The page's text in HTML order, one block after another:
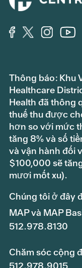
Thông báo: Khu
Healthcare
Health đã thông
thuế thu được
hơn so với mức
tăng 8% và số
và vận hành đối
$100,000 sẽ
mươi mốt xu).
Chúng tôi ở đây
MAP và MAP
512.978.8130
Chăm sóc cộng
512.978.9015